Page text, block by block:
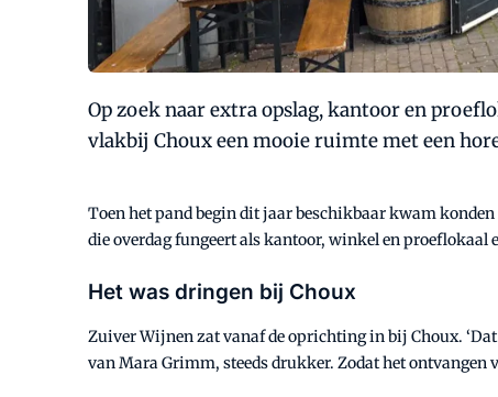
Op zoek naar extra opslag, kantoor en
vlakbij Choux een mooie ruimte met een
Toen het pand begin dit jaar beschikbaar kwam
die overdag fungeert als kantoor, winkel en proeflokaal
Het was dringen bij Choux
Zuiver Wijnen zat vanaf de oprichting in bij Choux. ‘Dat
van Mara Grimm, steeds drukker. Zodat het